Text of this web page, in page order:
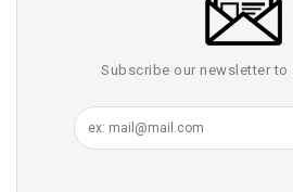
Subscribe our newsletter to